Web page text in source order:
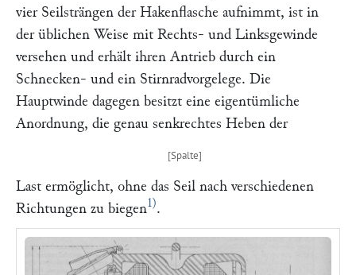
vier Seilsträngen der Hakenflasche aufnimmt, ist in
der üblichen Weise mit Rechts- und Linksgewinde
versehen und erhält ihren Antrieb durch ein
Schnecken- und ein Stirnradvorgelege. Die
Hauptwinde dagegen besitzt eine eigentümliche
Anordnung, die genau senkrechtes Heben der
Last ermöglicht, ohne das Seil nach verschiedenen
Richtungen zu biegen1).